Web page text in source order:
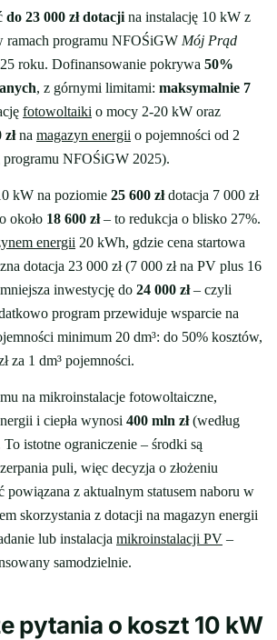
do 23 000 zł dotacji na instalację 10 kW z
ramach programu NFOŚiGW Mój Prąd
roku. Dofinansowanie pokrywa 50%
, z górnymi limitami: maksymalnie 7
fotowoltaiki o mocy 2-20 kW oraz
na magazyn energii o pojemności od 2
NFOŚiGW 2025).
kW na poziomie 25 600 złdotacja 7 000 zł
około 18 600 zł– to redukcja o blisko 27%.
energii 20 kWh, gdzie cena startowa
dotacja 23 000 zł (7 000 zł na PV plus 16
inwestycję do 24 000 zł– czyli
program przewiduje wsparcie na
minimum 20 dm³: do 50% kosztów,
za 1 dm³ pojemności.
na mikroinstalacje fotowoltaiczne,
i ciepła wynosi 400 mln zł(według
istotne ograniczenie – środki są
puli, więc decyzja o złożeniu
z aktualnym statusem naboru w
skorzystania z dotacji na magazyn energii
lub instalacja mikroinstalacji PV –
samodzielnie.
pytania o koszt 10 kW